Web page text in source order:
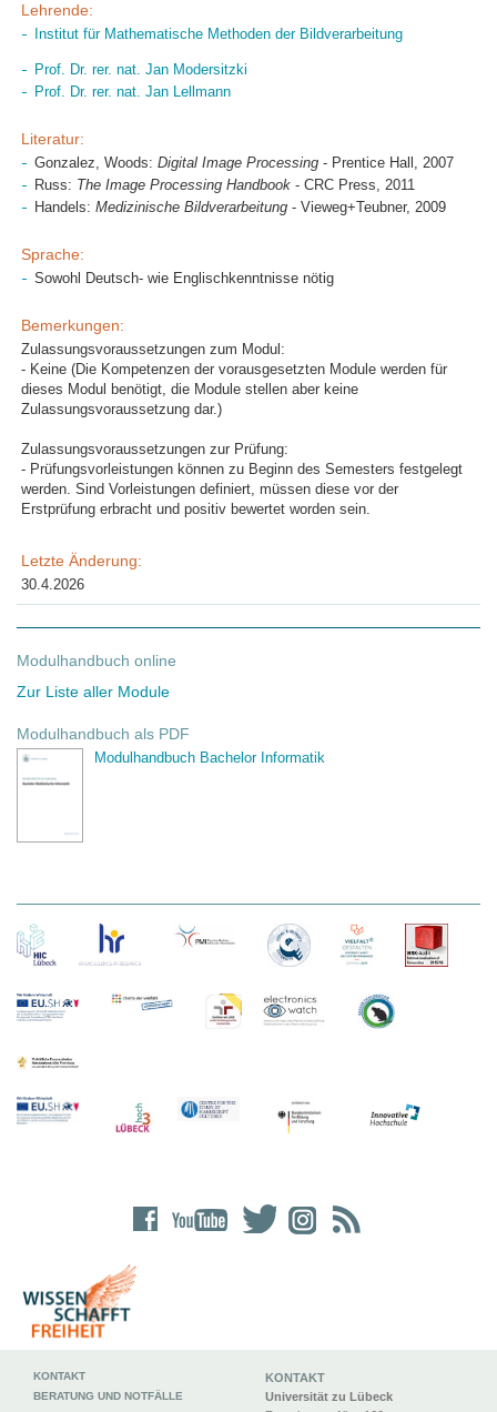
Lehrende:
Institut für Mathematische Methoden der Bildverarbeitung
Prof. Dr. rer. nat. Jan Modersitzki
Prof. Dr. rer. nat. Jan Lellmann
Literatur:
Gonzalez, Woods: Digital Image Processing - Prentice Hall, 2007
Russ: The Image Processing Handbook - CRC Press, 2011
Handels: Medizinische Bildverarbeitung - Vieweg+Teubner, 2009
Sprache:
Sowohl Deutsch- wie Englischkenntnisse nötig
Bemerkungen:
Zulassungsvoraussetzungen zum Modul:
- Keine (Die Kompetenzen der vorausgesetzten Module werden für
dieses Modul benötigt, die Module stellen aber keine
Zulassungsvoraussetzung dar.)
Zulassungsvoraussetzungen zur Prüfung:
- Prüfungsvorleistungen können zu Beginn des Semesters festgelegt
werden. Sind Vorleistungen definiert, müssen diese vor der
Erstprüfung erbracht und positiv bewertet worden sein.
Letzte Änderung:
30.4.2026
Modulhandbuch online
Zur Liste aller Module
Modulhandbuch als PDF
Modulhandbuch Bachelor Informatik
KONTAKT
Universität zu Lübeck
KONTAKT
BERATUNG UND NOTFÄLLE